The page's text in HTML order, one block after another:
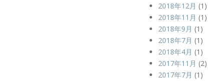
2018年12月 (1)
2018年11月 (1)
2018年9月 (1)
2018年7月 (1)
2018年4月 (1)
2017年11月 (2)
2017年7月 (1)